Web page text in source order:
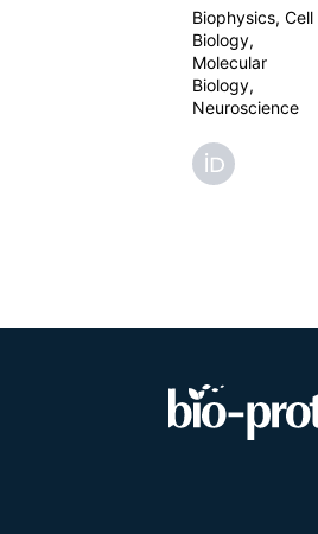
Biophysics, Cell
Biology,
Molecular
Biology,
Neuroscience